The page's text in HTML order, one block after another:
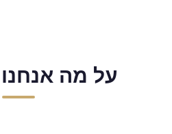
על מה